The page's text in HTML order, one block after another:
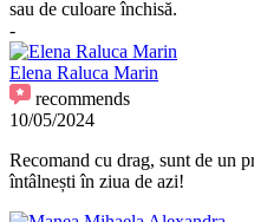
sau de culoare închisă.
-
Elena Raluca Marin
recommends
10/05/2024
Recomand cu drag, sunt de un
întâlnești în ziua de azi!